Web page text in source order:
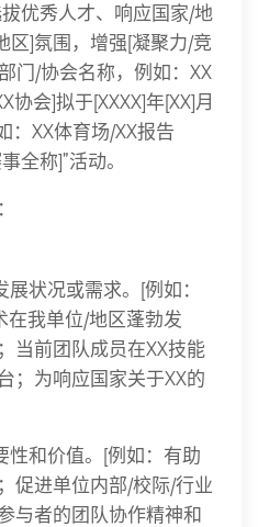
优秀人才、响应国家/地
区]氛围，增强[凝聚力/竞
门/协会名称，例如：XX
协会]拟于[XXXX]年[XX]月
：XX体育场/XX报告
全称]”活动。
状况或需求。[例如：
在我单位/地区蓬勃发
当前团队成员在XX技能
；为响应国家关于XX的
性和价值。[例如：有助
促进单位内部/校际/行业
与者的团队协作精神和